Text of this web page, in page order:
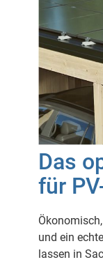
Das
für
und ein
lassen in